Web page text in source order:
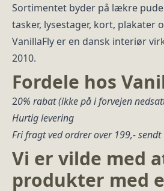
Sortimentet byder på lækre
tasker, lysestager, kort, plakater
VanillaFly er en dansk interiør
2010.
Fordele hos
20% rabat (ikke på i forvejen
Hurtig levering
Fri fragt ved ordrer over 199,-
Vi er vilde med
produkter med